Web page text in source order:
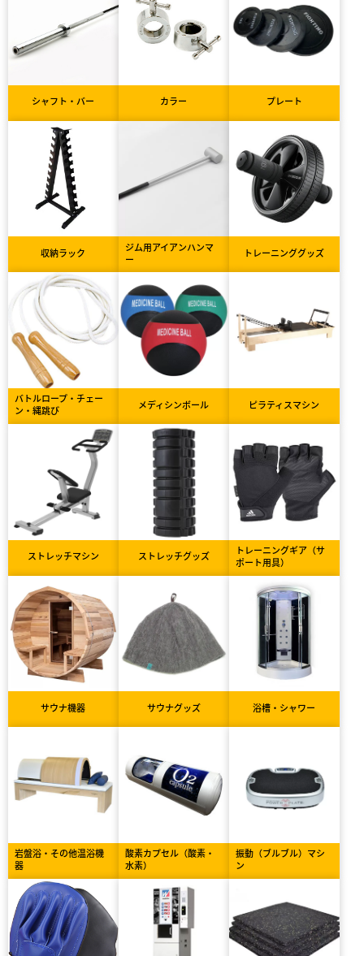
シャフト・バー カラー プレート
収納ラック
ジム用アイアンハンマ
ー
トレーニンググッズ
バトルロープ・チェー
ン・縄跳び
メディシンボール ピラティスマシン
ストレッチマシン ストレッチグッズ
トレーニングギア（サ
ポート用具）
サウナ機器 サウナグッズ 浴槽・シャワー
岩盤浴・その他温浴機
器
酸素カプセル（酸素・
水素）
振動（ブルブル）マシ
ン